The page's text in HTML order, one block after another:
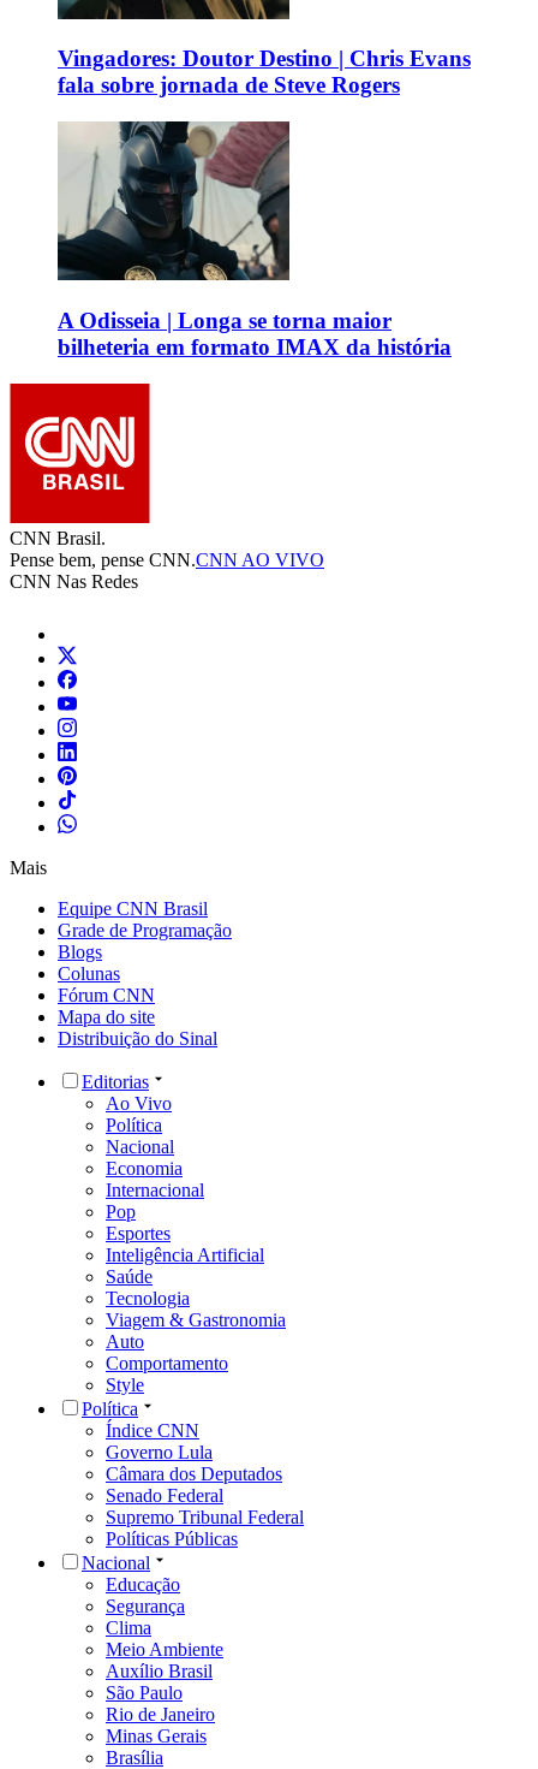
Vingadores: Doutor Destino | Chris Evans
fala sobre jornada de Steve Rogers
A Odisseia | Longa se torna maior
bilheteria em formato IMAX da história
CNN Brasil.
Pense bem, pense CNN.CNN AO VIVO
CNN Nas Redes
Mais
Equipe CNN Brasil
Grade de Programação
Blogs
Colunas
Fórum CNN
Mapa do site
Distribuição do Sinal
Editorias
Ao Vivo
Política
Nacional
Economia
Internacional
Pop
Esportes
Inteligência Artificial
Saúde
Tecnologia
Viagem & Gastronomia
Auto
Comportamento
Style
Política
Índice CNN
Governo Lula
Câmara dos Deputados
Senado Federal
Supremo Tribunal Federal
Políticas Públicas
Nacional
Educação
Segurança
Clima
Meio Ambiente
Auxílio Brasil
São Paulo
Rio de Janeiro
Minas Gerais
Brasília